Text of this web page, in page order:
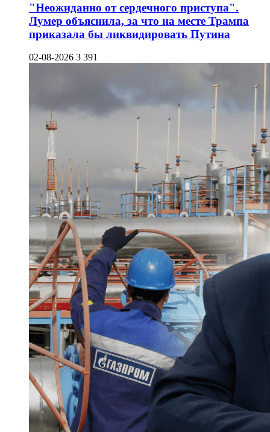
"Неожиданно от сердечного приступа".
Лумер объяснила, за что на месте Трампа
приказала бы ликвидировать Путина
02-08-2026 3 391